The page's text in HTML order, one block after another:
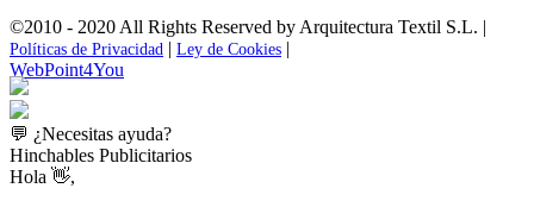
©2010 - 2020 All Rights Reserved by Arquitectura Textil S.L. |
Políticas de Privacidad | Ley de Cookies |
WebPoint4You
💬 ¿Necesitas ayuda?
Hinchables Publicitarios
Hola 👋,